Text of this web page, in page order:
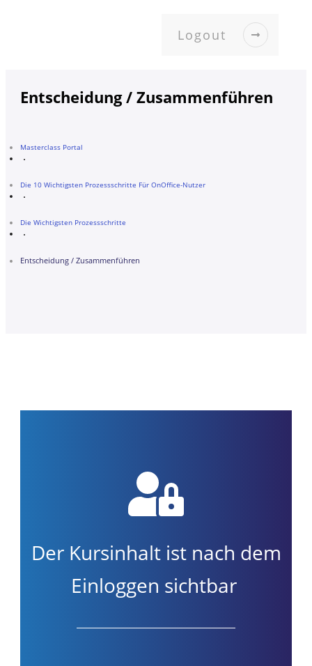
Logout
Entscheidung / Zusammenführen
Masterclass Portal
Die 10 Wichtigsten Prozessschritte Für OnOffice-Nutzer
Die Wichtigsten Prozessschritte
Entscheidung / Zusammenführen
Der Kursinhalt ist nach dem
Einloggen sichtbar